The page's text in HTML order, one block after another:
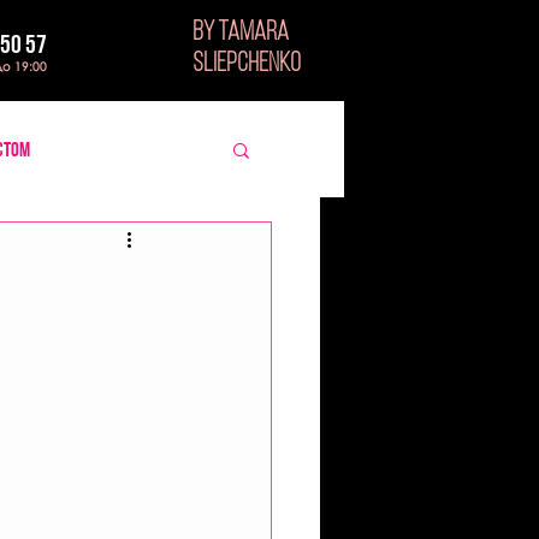
57
19:00
BY TAMARA
SLIEPCHENKO